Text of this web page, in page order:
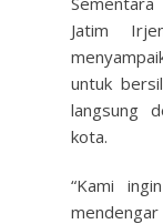
Jatim
untuk
langsung
kota.
“Kami
mendengar